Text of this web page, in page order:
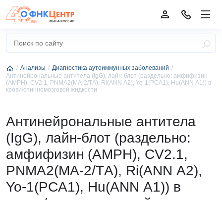
Анализы
Диагностика аутоиммунных заболеваний
Антинейрональные антитела (IgG), лайн-блот (раздельно: амфифизин
(АМРН), CV2.1, PNMА2(MА-2/TА), Ri(АNN А2), Yo-1(PCА1), Hu(АNN А1)) в
крови/спинномозговой жидкости
Антинейрональные антитела
(IgG), лайн-блот (раздельно:
амфифизин (АМРН), CV2.1,
PNMА2(MА-2/TА), Ri(АNN А2),
Yo-1(PCА1), Hu(АNN А1)) в